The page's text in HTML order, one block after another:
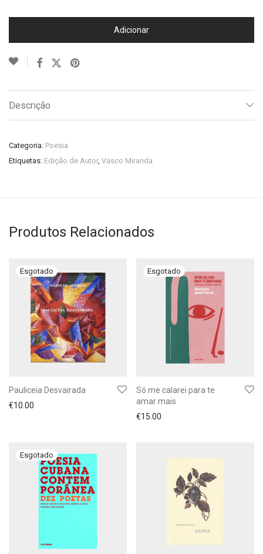
Adicionar
Descrição
Categoria: Poesia
Etiquetas: Edição de Autor, Vasco Miranda
Produtos Relacionados
Pauliceia Desvairada
€10.00
Só me calarei para te
amar mais
€15.00